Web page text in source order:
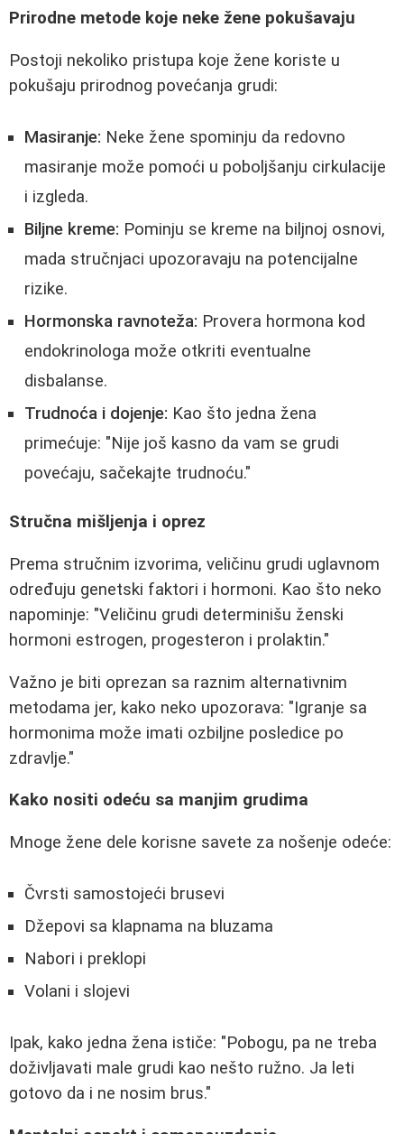
Prirodne metode koje neke žene pokušavaju
Postoji nekoliko pristupa koje žene koriste u
pokušaju prirodnog povećanja grudi:
Masiranje: Neke žene spominju da redovno
masiranje može pomoći u poboljšanju cirkulacije
i izgleda.
Biljne kreme: Pominju se kreme na biljnoj osnovi,
mada stručnjaci upozoravaju na potencijalne
rizike.
Hormonska ravnoteža: Provera hormona kod
endokrinologa može otkriti eventualne
disbalanse.
Trudnoća i dojenje: Kao što jedna žena
primećuje: "Nije još kasno da vam se grudi
povećaju, sačekajte trudnoću."
Stručna mišljenja i oprez
Prema stručnim izvorima, veličinu grudi uglavnom
određuju genetski faktori i hormoni. Kao što neko
napominje: "Veličinu grudi determinišu ženski
hormoni estrogen, progesteron i prolaktin."
Važno je biti oprezan sa raznim alternativnim
metodama jer, kako neko upozorava: "Igranje sa
hormonima može imati ozbiljne posledice po
zdravlje."
Kako nositi odeću sa manjim grudima
Mnoge žene dele korisne savete za nošenje odeće:
Čvrsti samostojeći brusevi
Džepovi sa klapnama na bluzama
Nabori i preklopi
Volani i slojevi
Ipak, kako jedna žena ističe: "Pobogu, pa ne treba
doživljavati male grudi kao nešto ružno. Ja leti
gotovo da i ne nosim brus."